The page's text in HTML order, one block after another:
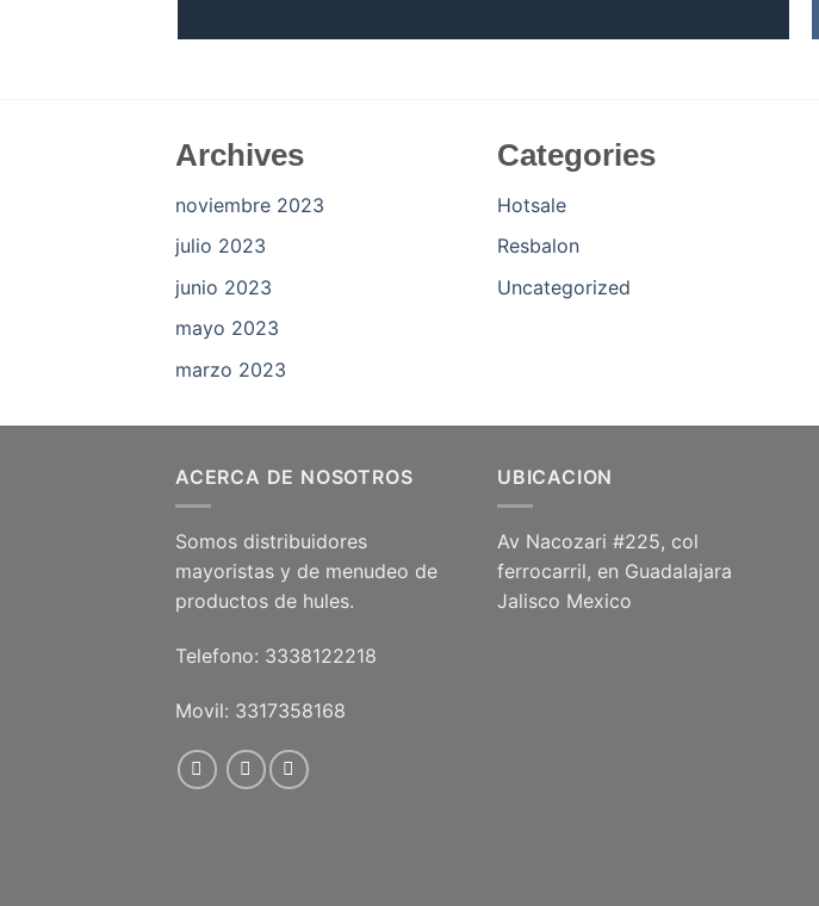
Archives
noviembre 2023
julio 2023
junio 2023
mayo 2023
marzo 2023
Categories
Hotsale
Resbalon
Uncategorized
ACERCA DE NOSOTROS
Somos distribuidores
mayoristas y de menudeo de
productos de hules.
Telefono: 3338122218
Movil: 3317358168
UBICACION
Av Nacozari #225, col
ferrocarril, en Guadalajara
Jalisco Mexico